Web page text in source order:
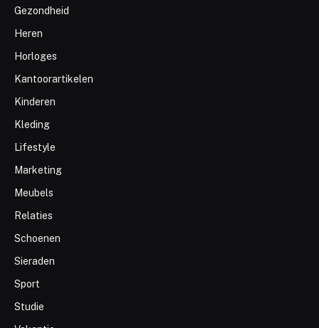
Gezondheid
Heren
Horloges
Kantoorartikelen
Kinderen
Kleding
Lifestyle
Marketing
Meubels
Relaties
Schoenen
Sieraden
Sport
Studie